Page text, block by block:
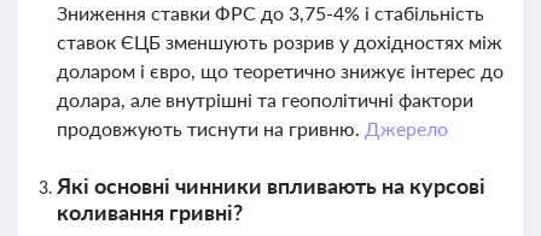
Зниження ставки ФРС до 3,75-4% і стабільність
ставок ЄЦБ зменшують розрив у дохідностях між
доларом і євро, що теоретично знижує інтерес до
долара, але внутрішні та геополітичні фактори
продовжують тиснути на гривню. Джерело
Які основні чинники впливають на курсові
коливання гривні?